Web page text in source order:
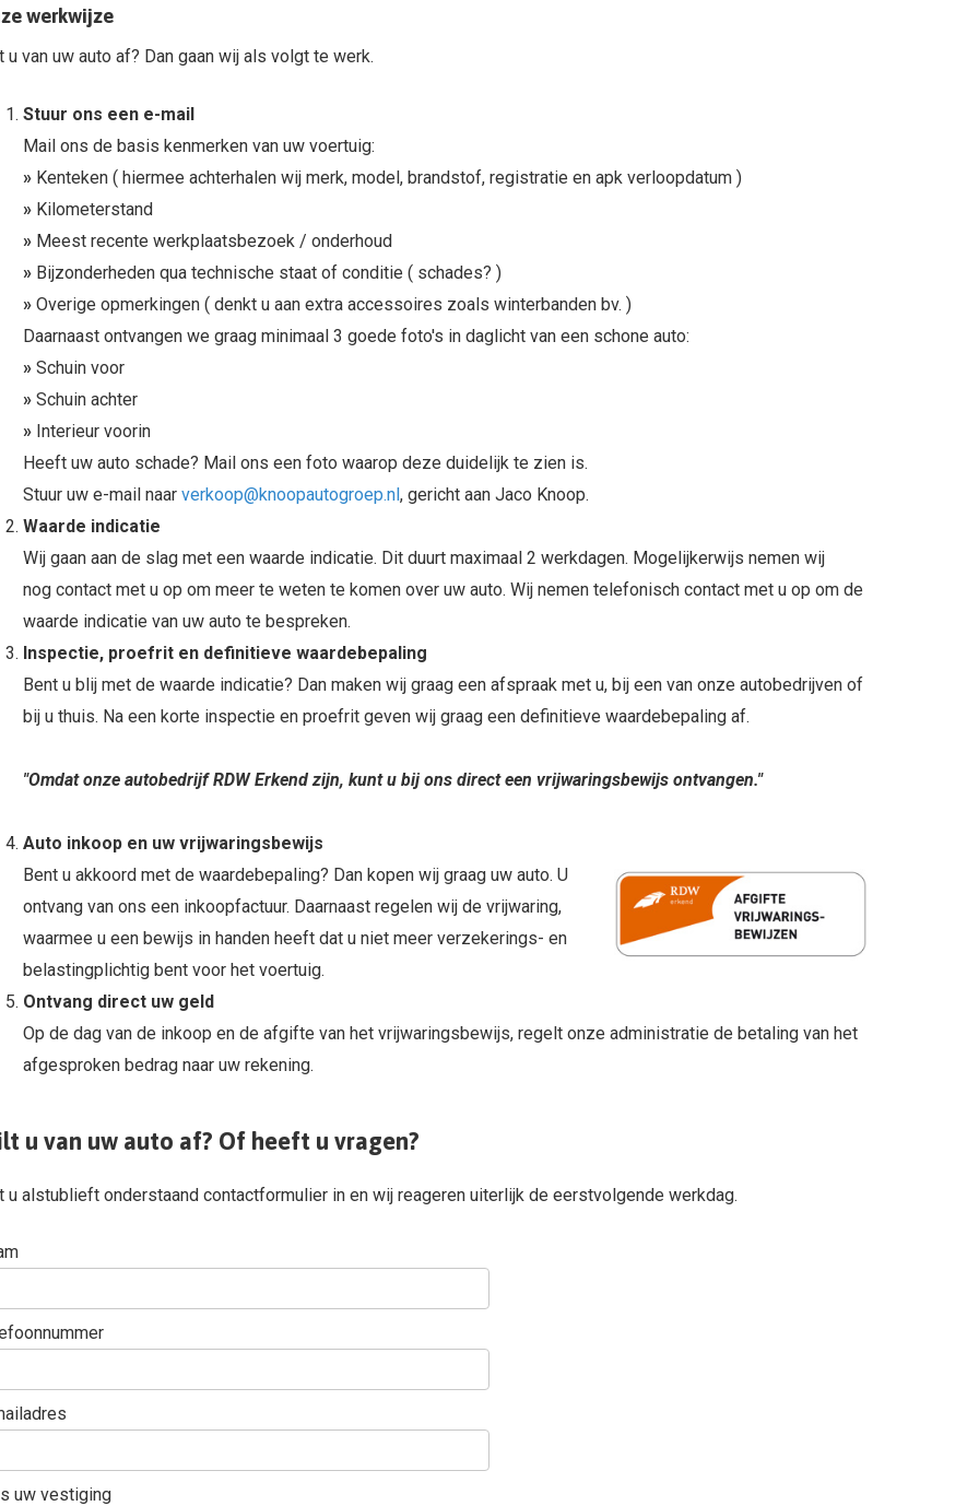
werkwijze
u van uw auto af? Dan gaan wij als volgt te werk.
Stuur ons een e-mail
Mail ons de basis kenmerken van uw voertuig:
»Kenteken ( hiermee achterhalen wij merk, model, brandstof, registratie en apk verloopdatum )
»Kilometerstand
»Meest recente werkplaatsbezoek / onderhoud
»Bijzonderheden qua technische staat of conditie ( schades? )
»Overige opmerkingen ( denkt u aan extra accessoires zoals winterbanden bv. )
Daarnaast ontvangen we graag minimaal 3 goede foto's in daglicht van een schone auto:
»Schuin voor
»Schuin achter
»Interieur voorin
Heeft uw auto schade? Mail ons een foto waarop deze duidelijk te zien is.
Stuur uw e-mail naar verkoop@knoopautogroep.nl, gericht aan Jaco Knoop.
Waarde indicatie
Wij gaan aan de slag met een waarde indicatie. Dit duurt maximaal 2 werkdagen. Mogelijkerwijs nemen wij
nog contact met u op om meer te weten te komen over uw auto. Wij nemen telefonisch contact met u op om de
waarde indicatie van uw auto te bespreken.
Inspectie, proefrit en definitieve waardebepaling
Bent u blij met de waarde indicatie? Dan maken wij graag een afspraak met u, bij een van onze autobedrijven of
bij u thuis. Na een korte inspectie en proefrit geven wij graag een definitieve waardebepaling af.
"Omdat onze autobedrijf RDW Erkend zijn, kunt u bij ons direct een vrijwaringsbewijs ontvangen."
Auto inkoop en uw vrijwaringsbewijs
Bent u akkoord met de waardebepaling? Dan kopen wij graag uw auto. U
ontvang van ons een inkoopfactuur. Daarnaast regelen wij de vrijwaring,
waarmee u een bewijs in handen heeft dat u niet meer verzekerings- en
belastingplichtig bent voor het voertuig.
Ontvang direct uw geld
Op de dag van de inkoop en de afgifte van het vrijwaringsbewijs, regelt onze administratie de betaling van het
afgesproken bedrag naar uw rekening.
u van uw auto af? Of heeft u vragen?
u alstublieft onderstaand contactformulier in en wij reageren uiterlijk de eerstvolgende werkdag.
uw vestiging